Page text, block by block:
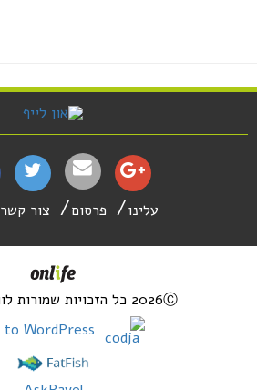
עלינו פרסום צור קשר
2026Ⓒ כל הזכויות שמורות לוומן נט בע"מ